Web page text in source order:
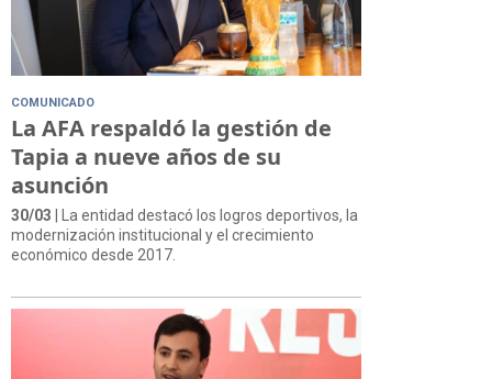
COMUNICADO
La AFA respaldó la gestión de
Tapia a nueve años de su
asunción
30/03 | La entidad destacó los logros deportivos, la
modernización institucional y el crecimiento
económico desde 2017.